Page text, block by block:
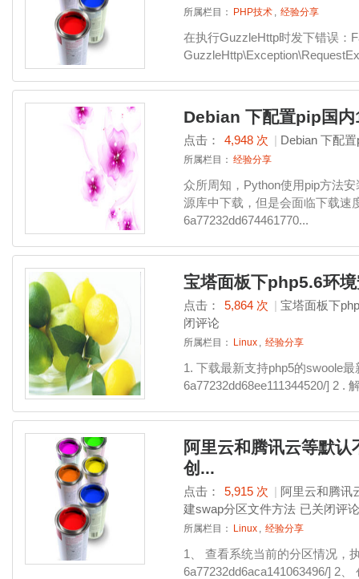
所属栏目： PHP技术 , 经验分享
在执行GuzzleHttp时发下错误：
Debian 下配置pip国内
点击： 4,948 次 | Debian 下配
所属栏目： 经验分享
众所周知，Python使用pip方法
源库中下载，但是会面临下载速
6a77232dd674461770...
宝塔面板下php5.6环
点击： 5,864 次 | 宝塔面板下
闭评论
所属栏目： Linux , 经验分享
1. 下载最新支持php5的swoole
6a77232dd68ee111344520/] 2 .
阿里云和腾讯云等默
创...
点击： 5,915 次 | 阿里云和腾讯
建swap分区文件方法 已关闭评论
所属栏目： Linux , 经验分享
1、 查看系统当前的分区情况，
6a77232dd6aca141063496/] 2